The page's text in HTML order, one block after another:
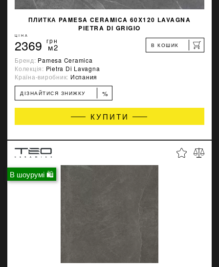
ПЛИТКА PAMESA CERAMICA 60X120 LAVAGNA
PIETRA DI GRIGIO
ЦІНА
2369 грн
м2 В КОШИК
Бренд: Pamesa Ceramica
Колекція: Pietra Di Lavagna
Країна-виробник: Испания
ДІЗНАЙТИСЯ ЗНИЖКУ %
КУПИТИ
В шоурумі 🛍